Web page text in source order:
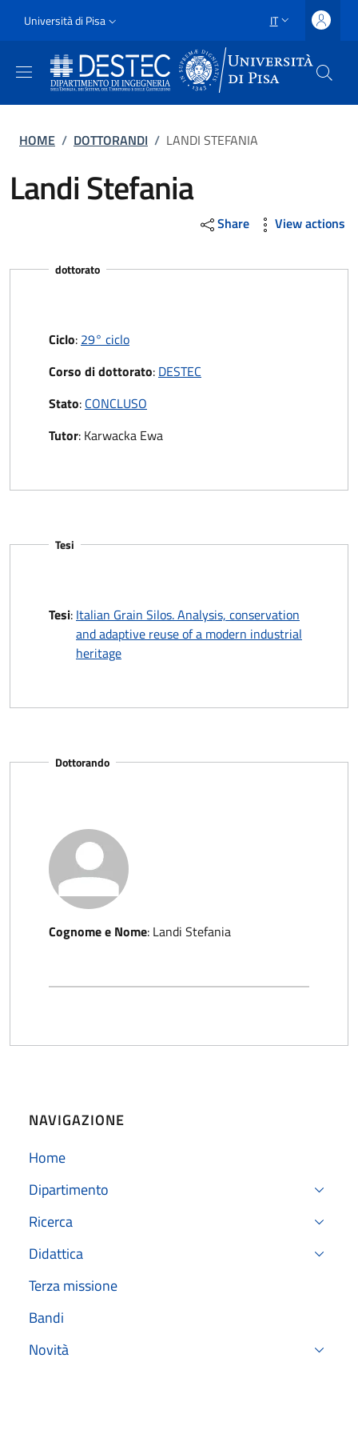
Slim
Università di Pisa SELETTORE
IT
Briciole di pane
HOME / DOTTORANDI / LANDI STEFANIA
Landi Stefania
Share View actions
dottorato
Ciclo: 29° ciclo
Corso di dottorato: DESTEC
Stato: CONCLUSO
Tutor: Karwacka Ewa
Tesi
Tesi: Italian Grain Silos. Analysis, conservation
and adaptive reuse of a modern industrial
heritage
Dottorando
Cognome e Nome: Landi Stefania
NAVIGAZIONE
Home
Dipartimento
Ricerca
Didattica
Terza missione
Bandi
Novità